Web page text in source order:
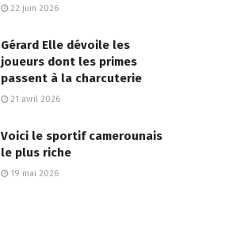
22 juin 2026
Gérard Elle dévoile les
joueurs dont les primes
passent à la charcuterie
21 avril 2026
Voici le sportif camerounais
le plus riche
19 mai 2026